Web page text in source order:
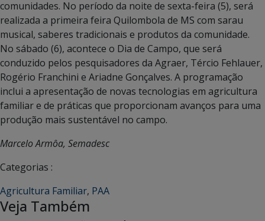
comunidades. No período da noite de sexta-feira (5), será
realizada a primeira feira Quilombola de MS com sarau
musical, saberes tradicionais e produtos da comunidade.
No sábado (6), acontece o Dia de Campo, que será
conduzido pelos pesquisadores da Agraer, Tércio Fehlauer,
Rogério Franchini e Ariadne Gonçalves. A programação
inclui a apresentação de novas tecnologias em agricultura
familiar e de práticas que proporcionam avanços para uma
produção mais sustentável no campo.
Marcelo Armôa, Semadesc
Categorias :
Agricultura Familiar, PAA
Veja Também